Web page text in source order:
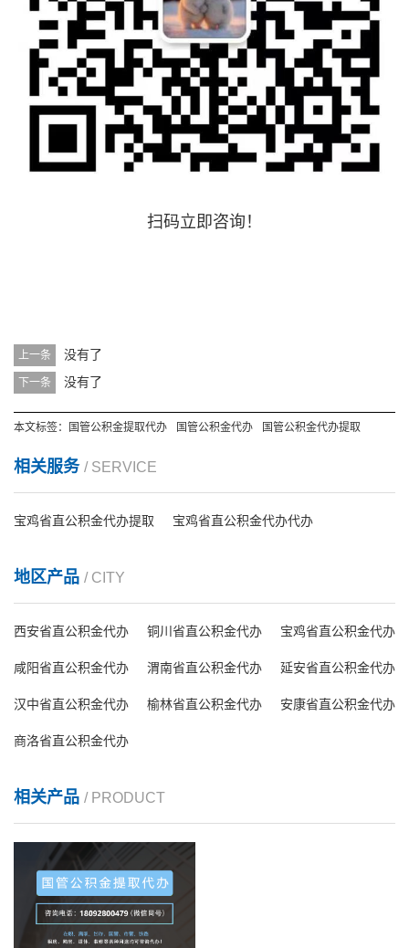
扫码立即咨询！
上一条 没有了
下一条 没有了
本文标签： 国管公积金提取代办 国管公积金代办 国管公积金代办提取
相关服务 / SERVICE
宝鸡省直公积金代办提取 宝鸡省直公积金代办代办
地区产品 / CITY
西安省直公积金代办 铜川省直公积金代办 宝鸡省直公积金代办
咸阳省直公积金代办 渭南省直公积金代办 延安省直公积金代办
汉中省直公积金代办 榆林省直公积金代办 安康省直公积金代办
商洛省直公积金代办
相关产品 / PRODUCT